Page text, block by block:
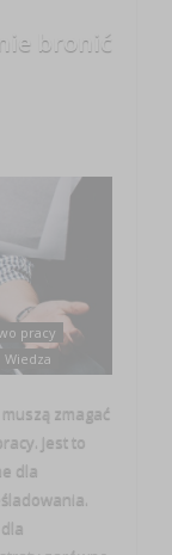
bronić
pracy
Wiedza
zmagać
Jest to
dla